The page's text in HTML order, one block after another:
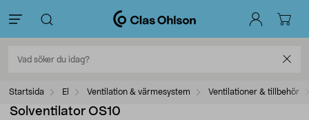
Startsida El Ventilation & värmesystem Ventilationer & tillbehör
Solventilator OS10